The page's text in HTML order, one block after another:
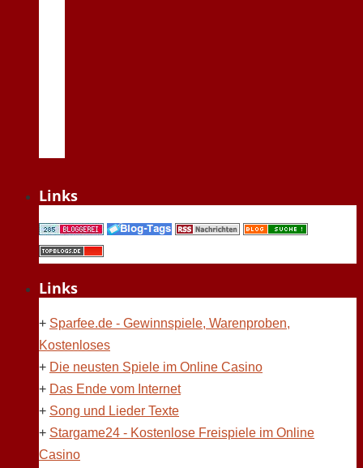
Links
Links
+ Sparfee.de - Gewinnspiele, Warenproben,
Kostenloses
+ Die neusten Spiele im Online Casino
+ Das Ende vom Internet
+ Song und Lieder Texte
+ Stargame24 - Kostenlose Freispiele im Online
Casino